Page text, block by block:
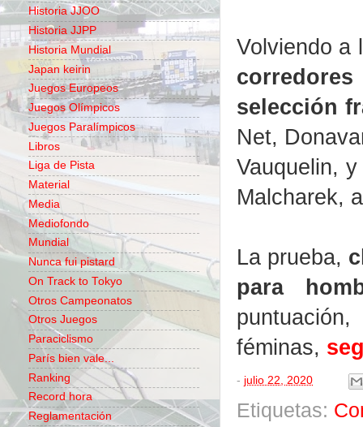
Volviendo a
selección
Net,
Vauquelin,
Malcharek,
La prueba,
para
féminas,
- julio 22, 2020
Etiquetas:
Historia JJOO
Historia JJPP
Historia Mundial
Japan keirin
Juegos Europeos
Juegos Olímpicos
Juegos Paralímpicos
Libros
Liga de Pista
Material
Media
Mediofondo
Mundial
Nunca fui pistard
On Track to Tokyo
Otros Campeonatos
Otros Juegos
Paraciclismo
París bien vale...
Ranking
Record hora
Reglamentación